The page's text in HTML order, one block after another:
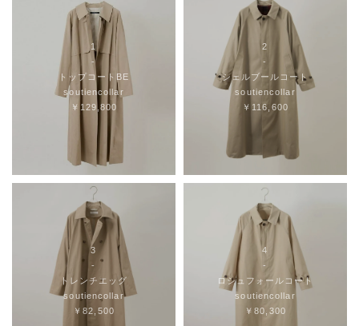
1
-
トップコートBE
soutiencollar
￥129,800
2
-
シェルブールコート
soutiencollar
￥116,600
3
-
トレンチエッグ
soutiencollar
￥82,500
4
-
ロシュフォールコート
soutiencollar
￥80,300